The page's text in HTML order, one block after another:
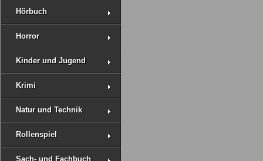
Hörbuch
Horror
Kinder und Jugend
Krimi
Natur und Technik
Rollenspiel
Sach- und Fachbuch